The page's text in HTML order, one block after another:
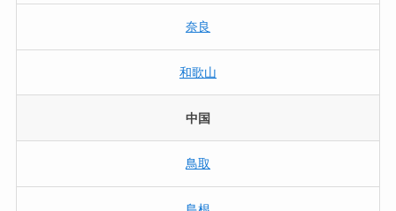
奈良
和歌山
中国
鳥取